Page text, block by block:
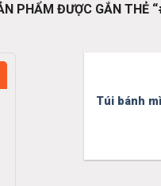
PHẨM ĐƯỢC GẮN THẺ
Túi bánh